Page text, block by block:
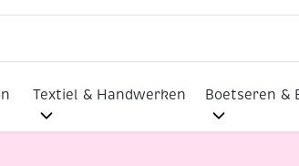
Textiel & Handwerken Boetseren &